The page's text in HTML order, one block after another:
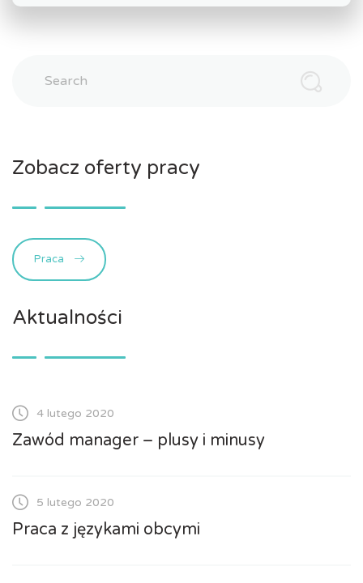
Zobacz oferty pracy
Praca
Aktualności
4 lutego 2020
Zawód manager – plusy i minusy
5 lutego 2020
Praca z językami obcymi